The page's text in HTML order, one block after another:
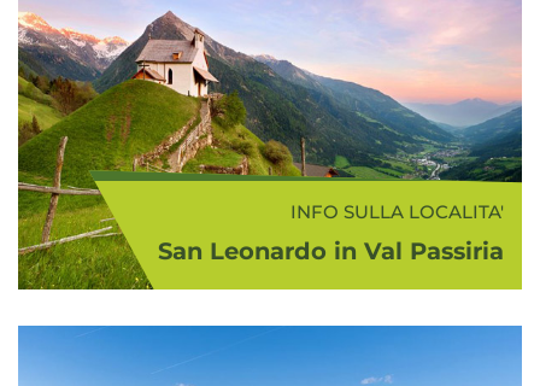
INFO SULLA LOCALITA'
San Leonardo in Val Passiria
s.l.m.) è situato in una zona molto